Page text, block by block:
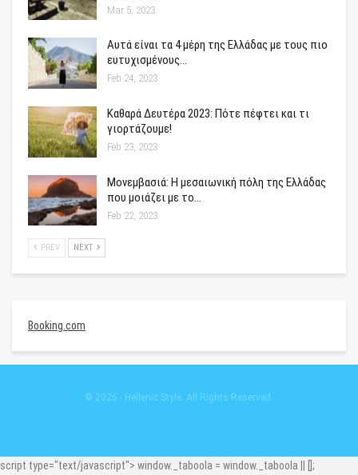
Mar 5, 2023
Αυτά είναι τα 4 μέρη της Ελλάδας με τους πιο
ευτυχισμένους…
Feb 24, 2023
Καθαρά Δευτέρα 2023: Πότε πέφτει και τι
γιορτάζουμε!
Feb 23, 2023
Μονεμβασιά: Η μεσαιωνική πόλη της Ελλάδας
που μοιάζει με το…
Feb 22, 2023
PREV NEXT
Booking.com
© 2026 - Hellenic Style. All Rights Reserved.
script type="text/javascript"> window._taboola = window._taboola || [];